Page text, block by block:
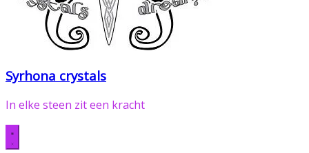
Syrhona crystals
In elke steen zit een kracht